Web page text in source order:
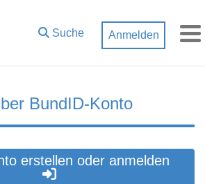
Suche Anmelden
BundID-Konto
erstellen oder anmelden